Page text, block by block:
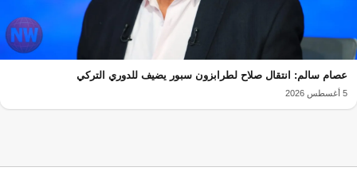
عصام سالم: انتقال صلاح لطرابزون سبور يضيف للدوري التركي
5 أغسطس 2026